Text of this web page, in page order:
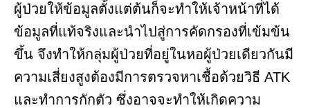
ผู้ป่วยให้ข้อมูลตั้งแต่ต้นก็จะทำให้เจ้าหน้าที่ได้
ข้อมูลที่แท้จริงและนำไปสู่การคัดกรองที่เข้มข้น
ขึ้น จึงทำให้กลุ่มผู้ป่วยที่อยู่ในหอผู้ป่วยเดียวกันมี
ความเสี่ยงสูงต้องมีการตรวจหาเชื้อด้วยวิธี ATK
และทำการกักตัว ซึ่งอาจจะทำให้เกิดความ